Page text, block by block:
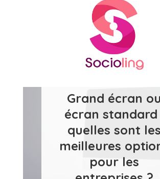
SoCioling.org
Grand écran ou
écran standard
quelles sont les
meilleures
pour les